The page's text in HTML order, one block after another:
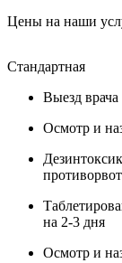
Цены на наши
Стандартная
Выезд врача
Осмотр и
на 2-3 дня
Осмотр и